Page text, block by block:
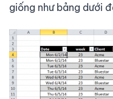
giống như bảng dưới